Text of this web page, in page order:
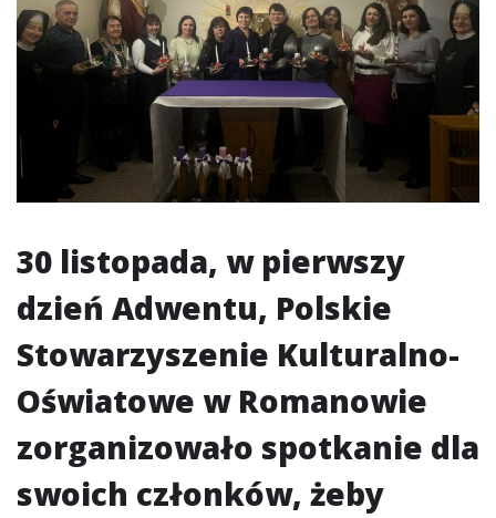
30 listopada, w pierwszy
dzień Adwentu, Polskie
Stowarzyszenie Kulturalno-
Oświatowe w Romanowie
zorganizowało spotkanie dla
swoich członków, żeby